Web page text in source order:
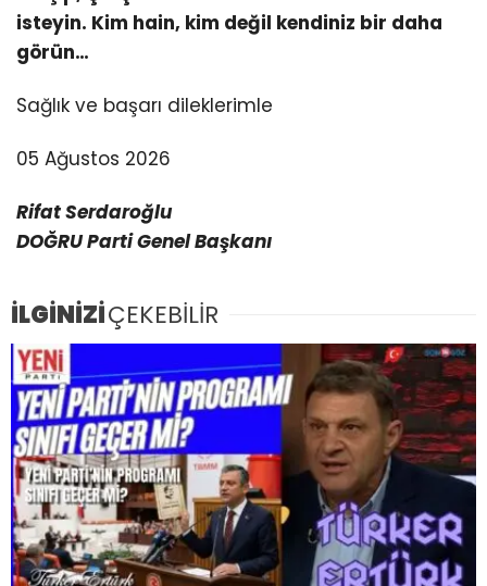
isteyin. Kim hain, kim değil kendiniz bir daha
görün…
Sağlık ve başarı dileklerimle
05 Ağustos 2026
Rifat Serdaroğlu
DOĞRU Parti Genel Başkanı
İLGİNİZİÇEKEBİLİR